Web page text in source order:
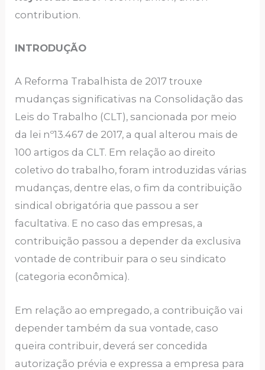
contribution.
INTRODUÇÃO
A Reforma Trabalhista de 2017 trouxe
mudanças significativas na Consolidação das
Leis do Trabalho (CLT), sancionada por meio
da lei nº13.467 de 2017, a qual alterou mais de
100 artigos da CLT. Em relação ao direito
coletivo do trabalho, foram introduzidas várias
mudanças, dentre elas, o fim da contribuição
sindical obrigatória que passou a ser
facultativa. E no caso das empresas, a
contribuição passou a depender da exclusiva
vontade de contribuir para o seu sindicato
(categoria econômica).
Em relação ao empregado, a contribuição vai
depender também da sua vontade, caso
queira contribuir, deverá ser concedida
autorização prévia e expressa a empresa para